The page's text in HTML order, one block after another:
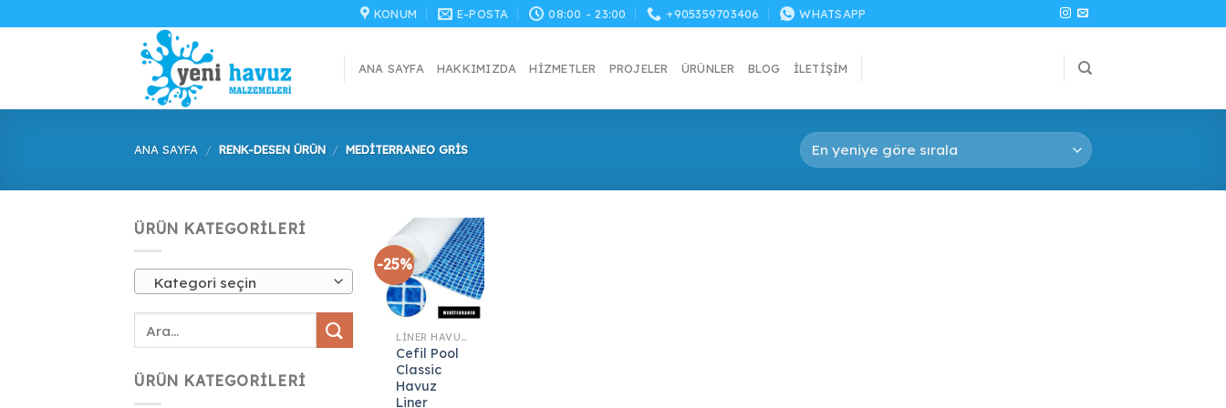
atla
KONUM E-POSTA 08:00 - 23:00 +905359703406 WHATSAPP
ANA SAYFA HAKKIMIZDA HIZMETLER PROJELER ÜRÜNLER BLOG İLETIŞIM
ANA SAYFA / RENK-DESEN ÜRÜN / MEDITERRANEO GRIS
ÜRÜN KATEGORILERI
Kategori seçin
ÜRÜN KATEGORILERI
-25%
LINER HAVUZ KAPLAMA
Cefil Pool
Classic
Havuz
Liner